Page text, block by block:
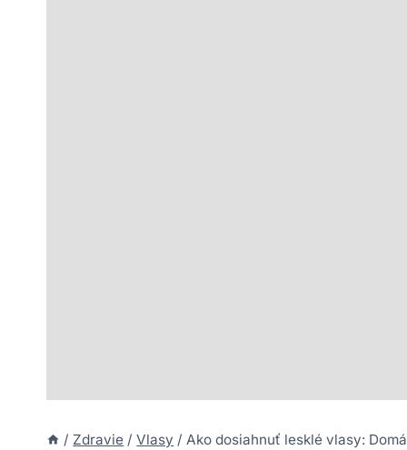
/ Zdravie / Vlasy / Ako dosiahnuť lesklé vlasy: